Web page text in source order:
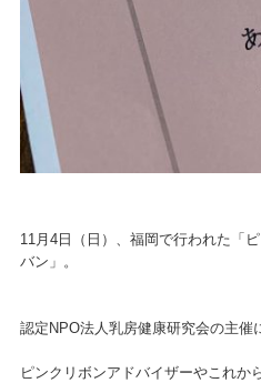
11月4日（日）、福岡で行われた「
バン」。
認定NPO法人乳房健康研究会の主催
ピンクリボンアドバイザーやこれか